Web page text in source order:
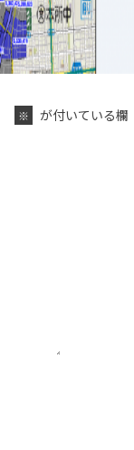
※
が付いている欄